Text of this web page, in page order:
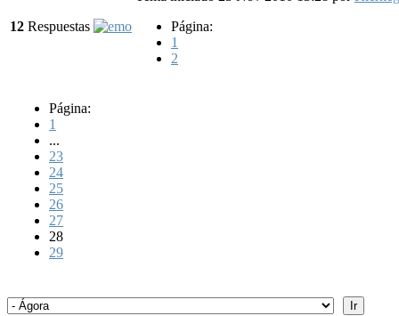
12 Respuestas
Página:
1
2
Página:
1
...
23
24
25
26
27
28
29